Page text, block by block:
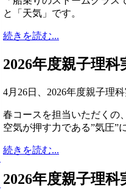
と「天気」です。
続きを読む...
2026年度親子理
4月26日、2026年度親子理
春コースを担当いただくの
空気が押す力である”気圧”
続きを読む...
2026年度親子理